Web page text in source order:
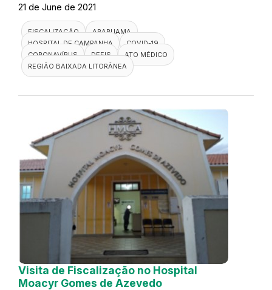
21 de June de 2021
FISCALIZAÇÃO
ARARUAMA
HOSPITAL DE CAMPANHA
COVID-19
CORONAVÍRUS
DEFIS
ATO MÉDICO
REGIÃO BAIXADA LITORÂNEA
Visita de Fiscalização no Hospital
Moacyr Gomes de Azevedo